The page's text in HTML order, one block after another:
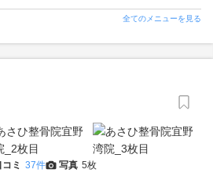
全てのメニューを見る
コミ 37件 写真 5枚